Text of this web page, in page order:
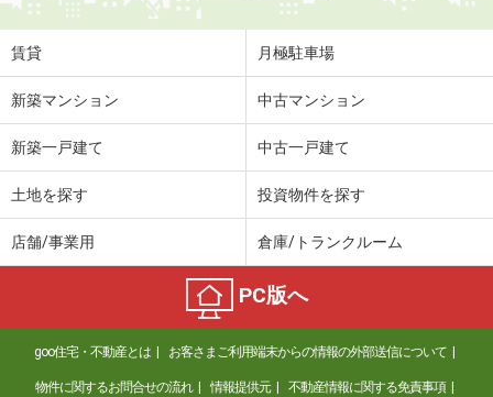
賃貸 月極駐車場
新築マンション 中古マンション
新築一戸建て 中古一戸建て
土地を探す 投資物件を探す
店舗/事業用 倉庫/トランクルーム
PC版へ
goo住宅・不動産とは お客さまご利用端末からの情報の外部送信について
物件に関するお問合せの流れ 情報提供元 不動産情報に関する免責事項